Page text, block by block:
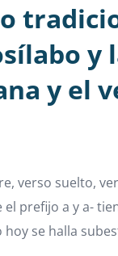
y el
verso suelto,
prefijo a y a-
se halla